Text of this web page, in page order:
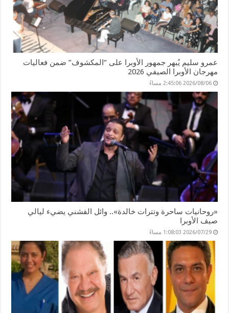
عمرو سليم يُبهر جمهور الأوبرا على “المكشوف” ضمن فعاليات
مهرجان الأوبرا الصيفي 2026
2026/08/06 2:45:06 مساءً
«روحانيات ساحرة وتترات خالدة».. وائل الفشني يضيء ليالي
صيف الأوبرا
2026/07/29 1:08:03 مساءً